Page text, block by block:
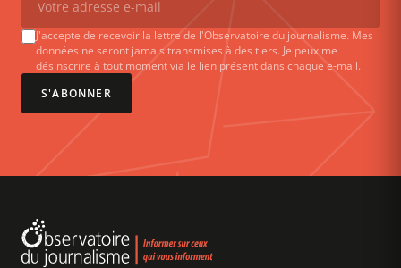
J'accepte de recevoir la lettre de l'Observatoire du journalisme. Mes
données ne seront jamais transmises à des tiers. Je peux me
désinscrire à tout moment via le lien présent dans chaque e-mail.
S'ABONNER